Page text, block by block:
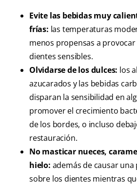
Evite las bebidas muy
frías: las temperaturas
menos propensas a
dientes sensibles.
Olvidarse de los dulces: los
azucarados y las bebidas
disparan la sensibilidad en
promover el crecimiento
de los bordes, o incluso
restauración.
No masticar nueces,
hielo: además de causar una
sobre los dientes mientras